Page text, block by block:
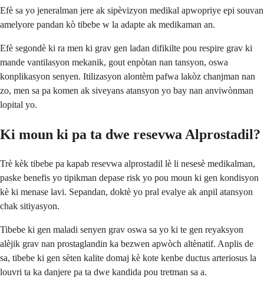
Efè sa yo jeneralman jere ak sipèvizyon medikal apwopriye epi souvan
amelyore pandan kò tibebe w la adapte ak medikaman an.
Efè segondè ki ra men ki grav gen ladan difikilte pou respire grav ki
mande vantilasyon mekanik, gout enpòtan nan tansyon, oswa
konplikasyon senyen. Itilizasyon alontèm pafwa lakòz chanjman nan
zo, men sa pa komen ak siveyans atansyon yo bay nan anviwònman
lopital yo.
Ki moun ki pa ta dwe resevwa Alprostadil?
Trè kèk tibebe pa kapab resevwa alprostadil lè li nesesè medikalman,
paske benefis yo tipikman depase risk yo pou moun ki gen kondisyon
kè ki menase lavi. Sepandan, doktè yo pral evalye ak anpil atansyon
chak sitiyasyon.
Tibebe ki gen maladi senyen grav oswa sa yo ki te gen reyaksyon
alèjik grav nan prostaglandin ka bezwen apwòch altènatif. Anplis de
sa, tibebe ki gen sèten kalite domaj kè kote kenbe ductus arteriosus la
louvri ta ka danjere pa ta dwe kandida pou tretman sa a.